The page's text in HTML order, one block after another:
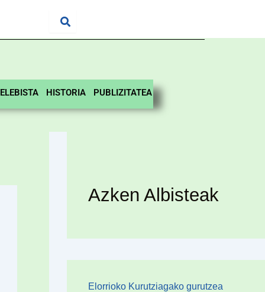
HISTORIA PUBLIZITATEA
Azken Albisteak
Elorrioko Kurutziagako gurutzea